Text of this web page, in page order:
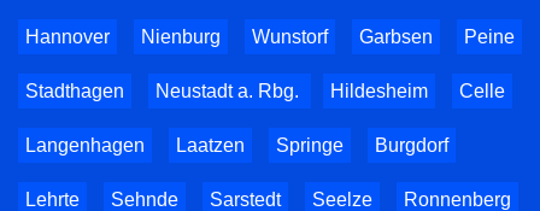
Hannover Nienburg Wunstorf Garbsen Peine
Stadthagen Neustadt a. Rbg. Hildesheim Celle
Langenhagen Laatzen Springe Burgdorf
Lehrte Sehnde Sarstedt Seelze Ronnenberg